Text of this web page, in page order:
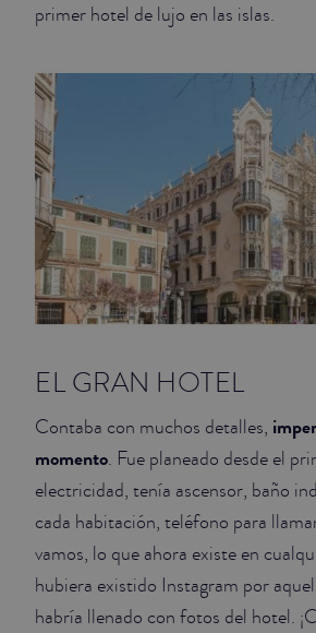
primer hotel de lujo en las islas.
EL GRAN HOTEL
Contaba con muchos detalles,
momento. Fue planeado desde el
electricidad, tenía ascensor, baño
cada habitación, teléfono para
vamos, lo que ahora existe en
hubiera existido Instagram por
habría llenado con fotos del hotel.
JUNIOR SUITES
SUITE